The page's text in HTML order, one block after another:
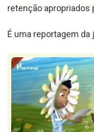
retenção apropriados
É uma reportagem da